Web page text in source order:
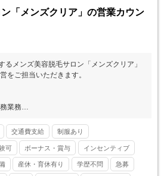
「メンズクリア」の営業カウン
るメンズ美容脱毛サロン「メンズクリア」
をご担当いただきます。
業務
脱毛です。
た2013年にスタートし、現在では全国47
交通費支給 制服あり
可 ボーナス・賞与 インセンティブ
産休・育休有り 学歴不問 急募